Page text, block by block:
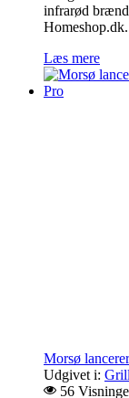
infrarød
Homeshop.dk.
Læs mere
Morsø
Udgivet i:
56